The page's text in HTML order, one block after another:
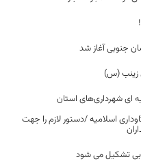
جنوبی آغاز شد
زینب (س)
ای شهرداری‌های استان
اسلامیه /دستور لازم را جهت
تشکیل می شود